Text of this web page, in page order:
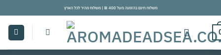
to
content
משלוח חינם בהזמנה מעל 400 ₪ | משלוח מהיר לכל הארץ